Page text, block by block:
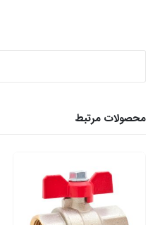
محصولات مرتبط